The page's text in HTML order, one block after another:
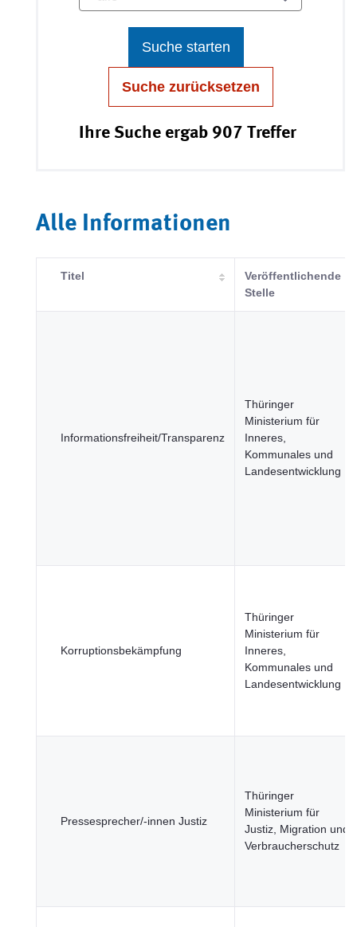
Suche starten
Suche zurücksetzen
Ihre Suche ergab 907 Treffer
Alle Informationen
Titel
Veröffentlichende
Stelle
Informationsfreiheit/Transparenz
Thüringer
Ministerium für
Inneres,
Kommunales und
Landesentwicklung
Korruptionsbekämpfung
Thüringer
Ministerium für
Inneres,
Kommunales und
Landesentwicklung
Pressesprecher/-innen Justiz
Thüringer
Ministerium für
Justiz, Migration und
Verbraucherschutz